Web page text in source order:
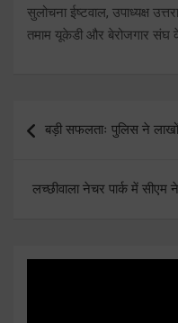
सुलोचना ईष्टवाल, उपाध्यक्ष
तमाम यूकेडी और बेरोजगार संघ
navigation
बड़ी सफलताः पुलिस ने
लच्छीवाला नेचर पार्क में सीएम